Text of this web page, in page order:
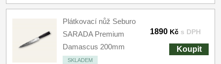
Plátkovací nůž Seburo
SARADA Premium
Damascus 200mm
SKLADEM
1890 Kč s DPH
Koupit